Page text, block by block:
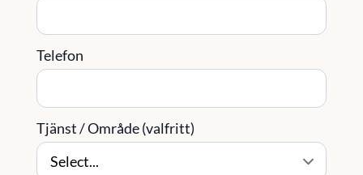
Telefon
Tjänst / Område (valfritt)